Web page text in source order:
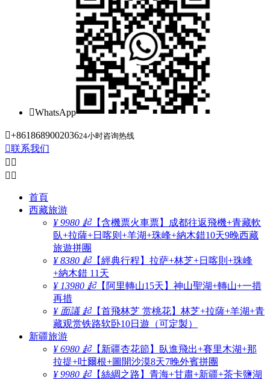
WhatsApp
+861868900203624小时咨询热线
联系我们
 
 
首頁
西藏旅游
¥ 9980 起【含機票火車票】成都往返飛機+青藏軟
臥+拉薩+日喀则+羊湖+珠峰+納木錯10天9晚西藏
旅遊拼團
¥ 8380 起【經典行程】拉萨+林芝+日喀則+珠峰
+納木錯 11天
¥ 13980 起【阿里轉山15天】神山聖湖+轉山+一措
再措
¥ 面議 起【首飛林芝 赏桃花】林芝+拉薩+羊湖+青
藏观赏铁路软卧10日遊（可定製）
新疆旅游
¥ 6980 起【新疆杏花節】臥進飛出+賽里木湖+那
拉提+吐爾根+圖開沙漠8天7晚外賓拼團
¥ 9980 起【絲綢之路】青海+甘肅+新疆+茶卡鹽湖